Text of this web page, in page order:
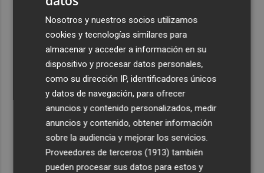
Bomberos e impulsa una Ordenanza de Incendios
El Tesoro cierra el martes las subastas de agosto con
una emisión de letras a tres y nueve meses
Recibe toda la actualidad de
Plaza Podcast en tu correo
Nosotros y nuestros socios utilizamos
cookies y tecnologías similares para
almacenar y acceder a información en su
dispositivo y procesar datos personales,
como su dirección IP, identificadores únicos
y datos de navegación, para ofrecer
anuncios y contenido personalizados, medir
anuncios y contenido, obtener información
sobre la audiencia y mejorar los servicios.
Proveedores de terceros (1913) también
pueden procesar sus datos para estos y